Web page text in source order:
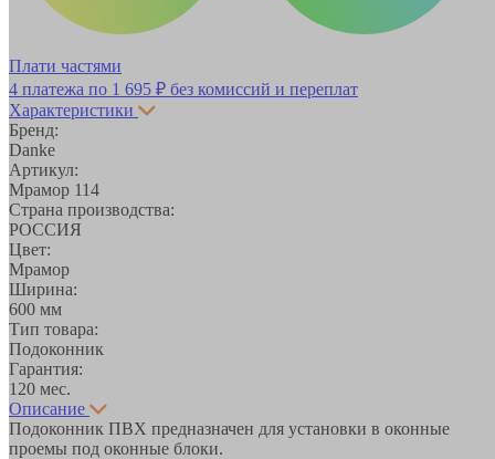
Плати частями
4 платежа по 1 695 ₽ без комиссий и переплат
Характеристики
Бренд:
Danke
Артикул:
Мрамор 114
Страна производства:
РОССИЯ
Цвет:
Мрамор
Ширина:
600 мм
Тип товара:
Подоконник
Гарантия:
120 мес.
Описание
Подоконник ПВХ предназначен для установки в оконные
проемы под оконные блоки.